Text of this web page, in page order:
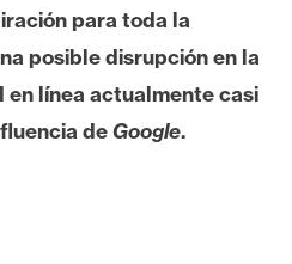
para toda la
posible disrupción en la
línea actualmente casi
deGoogle.